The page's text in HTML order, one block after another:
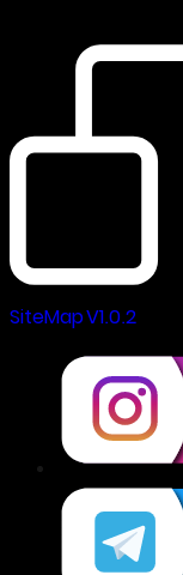
SiteMap V1.0.2